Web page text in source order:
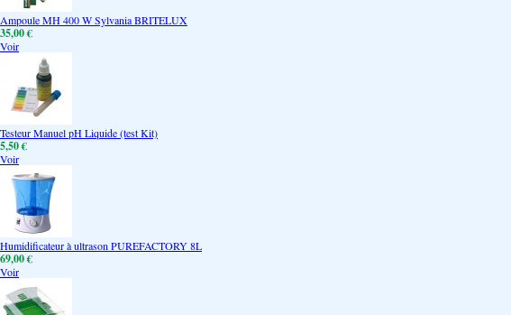
Ampoule MH 400 W Sylvania BRITELUX
35,00 €
Voir
Testeur Manuel pH Liquide (test Kit)
5,50 €
Voir
Humidificateur à ultrason PUREFACTORY 8L
69,00 €
Voir